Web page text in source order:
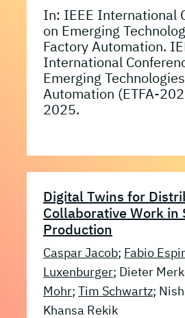
In: IEEE International
on Emerging
Factory Automation.
International
Emerging
Automation (ETFA-
2025.
Digital Twins for
Collaborative Work in
Production
Caspar Jacob; Fabio
Luxenburger; Dieter
Mohr; Tim Schwartz;
Khansa Rekik